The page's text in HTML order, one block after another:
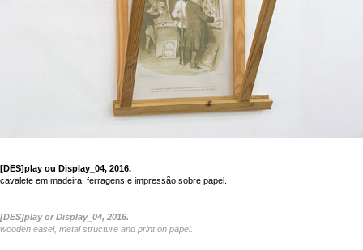
[DES]play ou Display_04, 2016.
cavalete em madeira, ferragens e impressão sobre papel.
--------
[DES]play or Display_04, 2016.
wooden easel, metalstructure and print on papel.